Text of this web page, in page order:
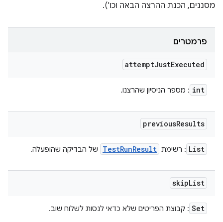
מסננים, הכנת ההרצה הבאה וכו').
פרמטרים
attemptJustExecuted
int : מספר הניסיון שהרצנו.
previousResults
List : רשימת TestRunResult של הבדיקה שהופעלה.
skipList
Set : קבוצת הפריטים שלא כדאי לנסות לשלוח שוב.